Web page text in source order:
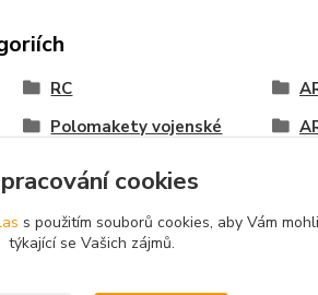
RC
Polomakety vojenské
cookies
s použitím souborů cookies, aby Vám
týkající se Vašich zájmů.